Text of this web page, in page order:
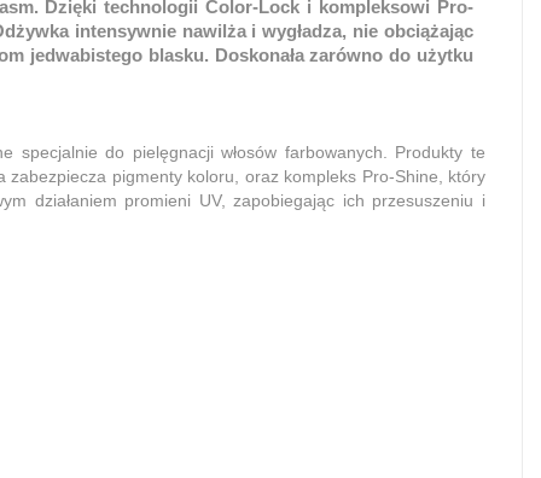
Dzięki technologii Color-Lock i kompleksowi Pro-
intensywnie nawilża i wygładza, nie obciążając
jedwabistego blasku. Doskonała zarówno do użytku
specjalnie do pielęgnacji włosów farbowanych. Produkty te
pigmenty koloru, oraz kompleks Pro-Shine, który
działaniem promieni UV, zapobiegając ich przesuszeniu i